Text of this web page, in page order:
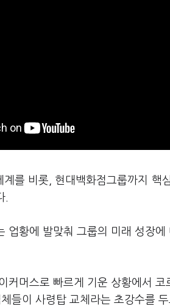
를 비롯, 현대백화점그룹까지 핵
.
업황에 발맞춰 그룹의 미래 성장
커머스로 빠르게 기운 상황에서
들이 사령탑 교체라는 초강수를